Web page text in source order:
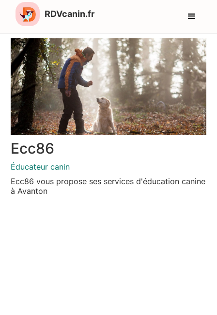
RDVcanin.fr
Ecc86
Éducateur canin
Ecc86 vous propose ses services d'éducation canine
à Avanton